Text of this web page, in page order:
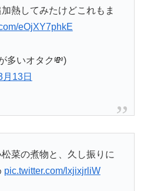
熱してみたけどこれもま
eOjXY7phkE
多いオタク💸)
13日
菜の煮物と、久し振りに
pic.twitter.com/lxjixjrliW